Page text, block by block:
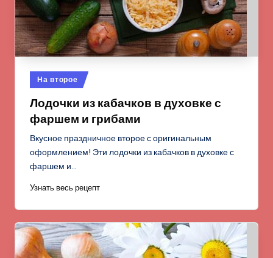
Опубликовано
в
На второе
Лодочки из кабачков в духовке с
фаршем и грибами
Вкусное праздничное второе с оригинальным
оформлением! Эти лодочки из кабачков в духовке с
фаршем и…
Узнать весь рецепт